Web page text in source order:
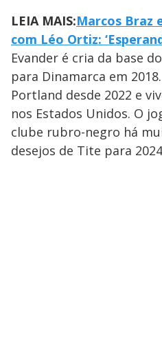
LEIA MAIS:Marcos Braz
com Léo Ortiz:
Evander é cria da base
para Dinamarca em
Portland desde 2022 e
nos Estados Unidos. O
clube rubro-negro há
desejos de Tite para